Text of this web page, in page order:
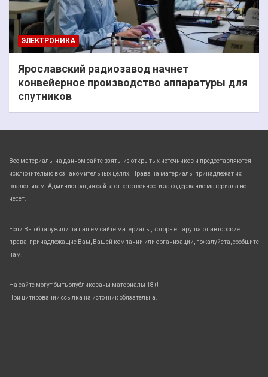
ЭЛЕКТРОНИКА
Ярославский радиозавод начнет
конвейерное производство аппаратуры для
спутников
Все материалы на данном сайте взяты из открытых источников и предоставляются
исключительно в ознакомительных целях. Права на материалы принадлежат их
владельцам. Администрация сайта ответственности за содержание материала не
несет.
Если Вы обнаружили на нашем сайте материалы, которые нарушают авторские
права, принадлежащие Вам, Вашей компании или организации, пожалуйста, сообщите
нам.
На сайте могут быть опубликованы материалы 18+!
При цитировании ссылка на источник обязательна.